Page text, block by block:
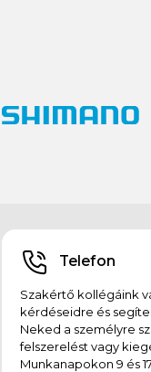
Telefon
Szakértő kollégáink
kérdéseidre és
Neked a személyre
felszerelést vagy
Munkanapokon 9 és